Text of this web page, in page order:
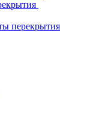
перекрытия